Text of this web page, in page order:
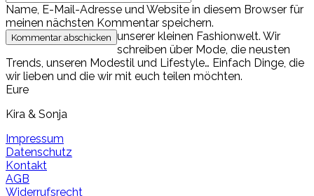
Name, E-Mail-Adresse und Website in diesem Browser für
meinen nächsten Kommentar speichern.
unserer kleinen Fashionwelt. Wir
schreiben über Mode, die neusten
Trends, unseren Modestil und Lifestyle… Einfach Dinge, die
wir lieben und die wir mit euch teilen möchten.
Eure
Kira & Sonja
Impressum
Datenschutz
Kontakt
AGB
Widerrufsrecht